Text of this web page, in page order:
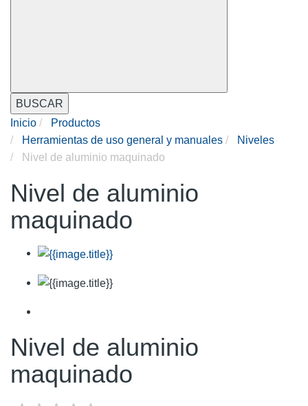
BUSCAR
Inicio
Productos
Herramientas de uso general y manuales
Niveles
Nivel de aluminio maquinado
Nivel de aluminio
maquinado
Nivel de aluminio
maquinado